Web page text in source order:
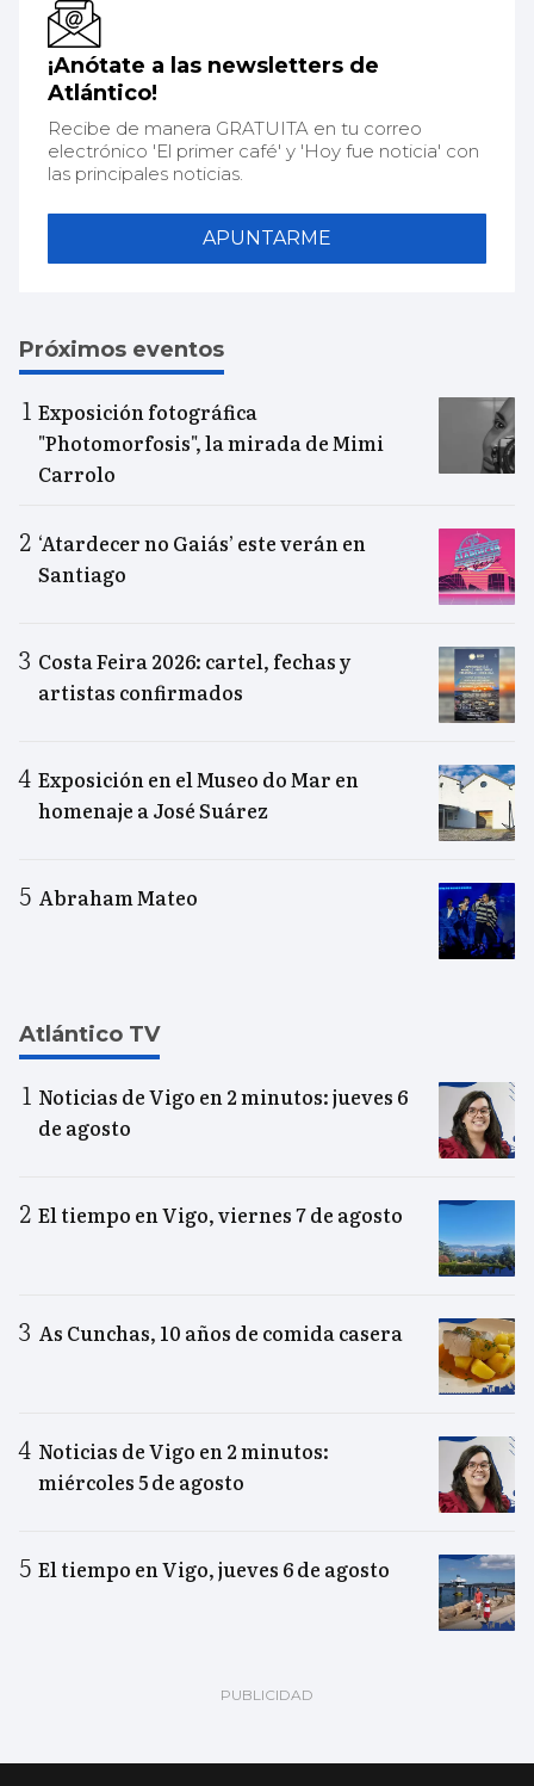
¡Anótate a las newsletters de
Atlántico!
Recibe de manera GRATUITA en tu correo
electrónico 'El primer café' y 'Hoy fue noticia' con
las principales noticias.
APUNTARME
Próximos eventos
Exposición fotográfica
"Photomorfosis", la mirada de Mimi
Carrolo
‘Atardecer no Gaiás’ este verán en
Santiago
Costa Feira 2026: cartel, fechas y
artistas confirmados
Exposición en el Museo do Mar en
homenaje a José Suárez
Abraham Mateo
Atlántico TV
Noticias de Vigo en 2 minutos: jueves 6
de agosto
El tiempo en Vigo, viernes 7 de agosto
As Cunchas, 10 años de comida casera
Noticias de Vigo en 2 minutos:
miércoles 5 de agosto
El tiempo en Vigo, jueves 6 de agosto